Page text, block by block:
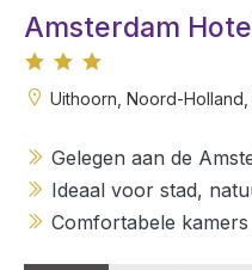
Amsterdam
Uithoorn, Noord-
Gelegen aan de
Ideaal voor stad,
Comfortabele